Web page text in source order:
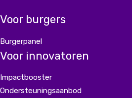
Voor burgers
Burgerpanel
Voor innovatoren
Impactbooster
Ondersteuningsaanbod